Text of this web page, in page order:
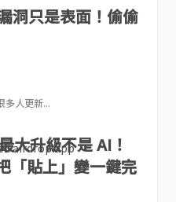
洞只是表面！偷偷
多人更新...
大升級不是 AI！
「貼上」變一鍵完